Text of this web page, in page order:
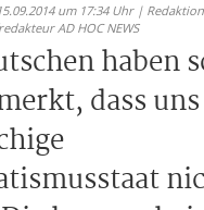
um 17:34 Uhr |
AD HOC NEWS
haben
dass